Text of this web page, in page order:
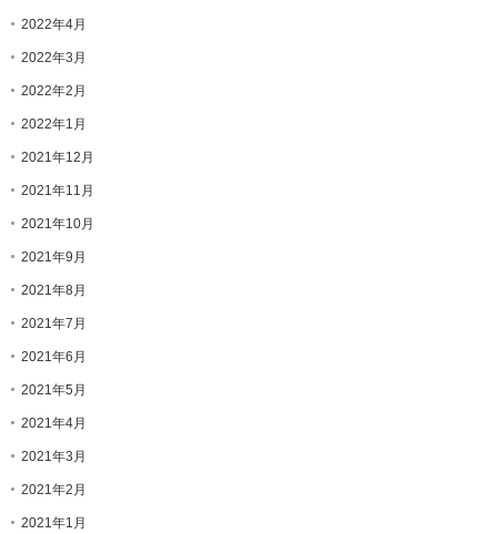
2022年4月
2022年3月
2022年2月
2022年1月
2021年12月
2021年11月
2021年10月
2021年9月
2021年8月
2021年7月
2021年6月
2021年5月
2021年4月
2021年3月
2021年2月
2021年1月